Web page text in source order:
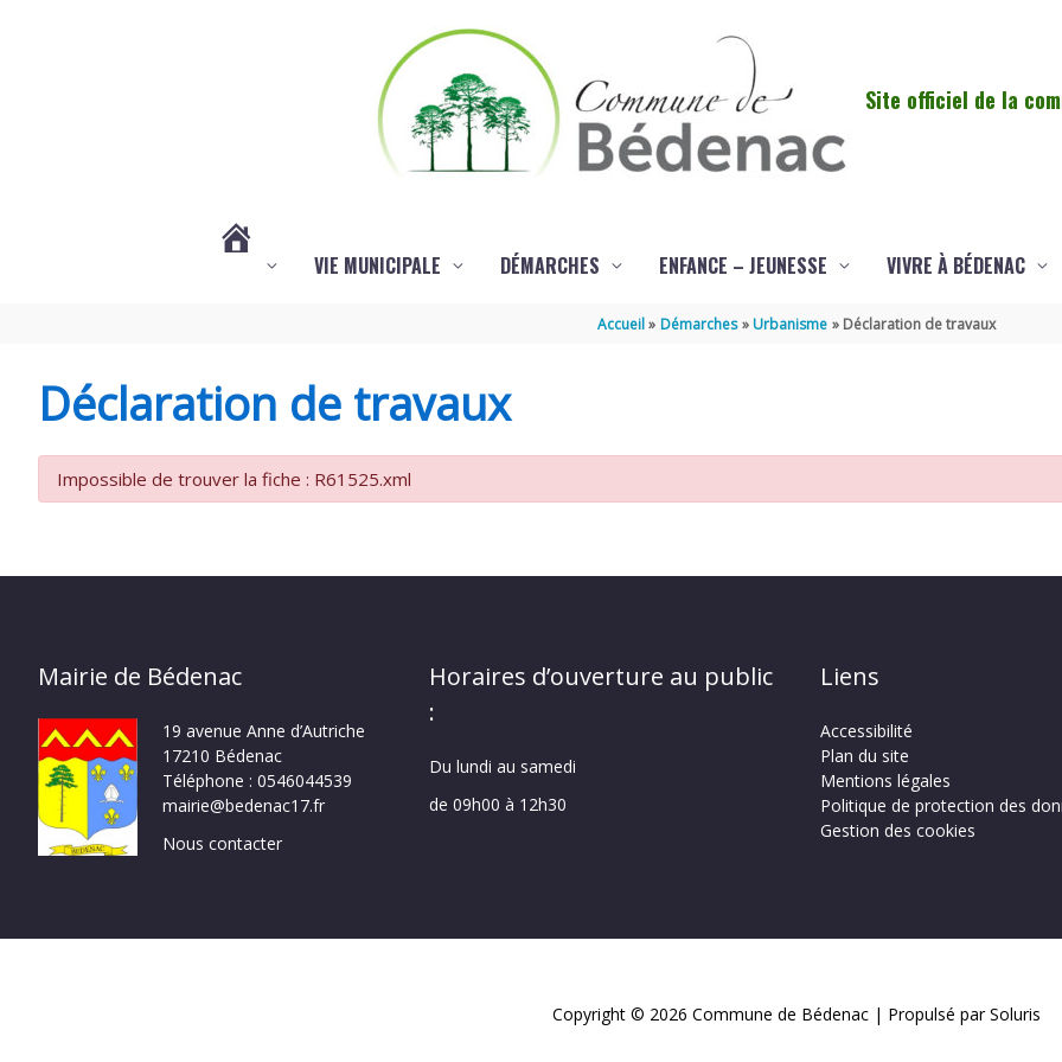
Site officiel de la
(PAS
DE
VIE MUNICIPALE DÉMARCHES ENFANCE – JEUNESSE VIVRE À BÉDENAC
Accueil Démarches Urbanisme Déclaration de travaux
Déclaration de travaux
Impossible de trouver la fiche : R61525.xml
Mairie de Bédenac
19 avenue Anne d’Autriche
17210 Bédenac
Téléphone : 0546044539
mairie@bedenac17.fr
Nous contacter
Horaires d’ouverture au public
:
Du lundi au samedi
de 09h00 à 12h30
Liens
Accessibilité
Plan du site
Mentions légales
Politique de protection des
Gestion des cookies
Copyright © 2026 Commune de Bédenac | Propulsé par Soluris